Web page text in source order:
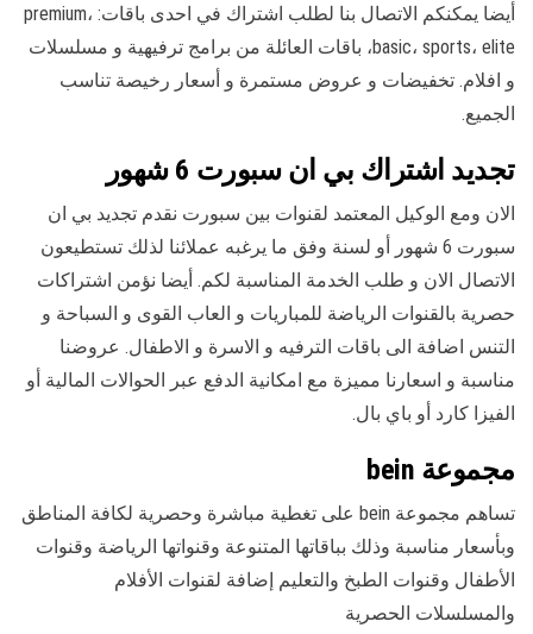
أيضا يمكنكم الاتصال بنا لطلب اشتراك في احدى باقات: premium،
basic، sports، elite، باقات العائلة من برامج ترفيهية و مسلسلات
و افلام. تخفيضات و عروض مستمرة و أسعار رخيصة تناسب
الجميع.
تجديد اشتراك بي ان سبورت 6 شهور
الان ومع الوكيل المعتمد لقنوات بين سبورت نقدم تجديد بي ان
سبورت 6 شهور أو لسنة وفق ما يرغبه عملائنا لذلك تستطيعون
الاتصال الان و طلب الخدمة المناسبة لكم. أيضا نؤمن اشتراكات
حصرية بالقنوات الرياضة للمباريات و العاب القوى و السباحة و
التنس اضافة الى باقات الترفيه و الاسرة و الاطفال. عروضنا
مناسبة و اسعارنا مميزة مع امكانية الدفع عبر الحوالات المالية أو
الفيزا كارد أو باي بال.
مجموعة bein
تساهم مجموعة bein على تغطية مباشرة وحصرية لكافة المناطق
وبأسعار مناسبة وذلك بباقاتها المتنوعة وقنواتها الرياضة وقنوات
الأطفال وقنوات الطبخ والتعليم إضافة لقنوات الأفلام
والمسلسلات الحصرية